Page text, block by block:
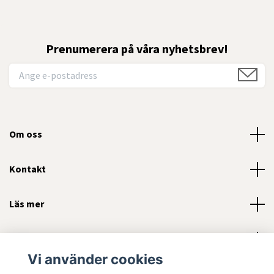
Prenumerera på våra nyhetsbrev!
Om oss
Kontakt
Läs mer
Vi använder cookies